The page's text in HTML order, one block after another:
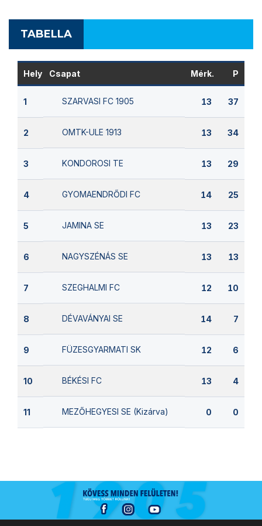
TABELLA
Hely Csapat Mérk. P
1 SZARVASI FC 1905 13 37
2 OMTK-ULE 1913 13 34
3 KONDOROSI TE 13 29
4 GYOMAENDRŐDI FC 14 25
5 JAMINA SE 13 23
6 NAGYSZÉNÁS SE 13 13
7 SZEGHALMI FC 12 10
8 DÉVAVÁNYAI SE 14 7
9 FÜZESGYARMATI SK 12 6
10 BÉKÉSI FC 13 4
11 MEZŐHEGYESI SE (Kizárva) 0 0